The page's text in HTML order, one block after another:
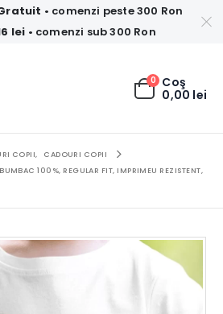
• comenzi peste 300 Ron
lei • comenzi sub 300 Ron
0 Coş
0,00 lei
COPII,
CADOURI COPII
100%, REGULAR FIT, IMPRIMEU REZISTENT,